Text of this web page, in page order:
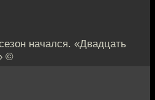
начался. «Двадцать
©